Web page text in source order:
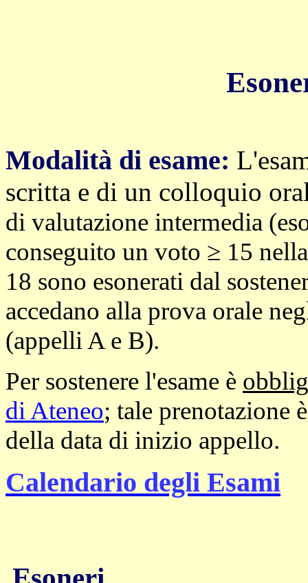
Modalità di esame:
scritta e di un colloquio
di valutazione intermedia
conseguito un voto ≥ 15
18 sono esonerati dal
accedano alla prova orale
(appelli A e B).
Per sostenere l'esame è
di Ateneo; tale prenotazione
della data di inizio appello.
Calendario degli Esami